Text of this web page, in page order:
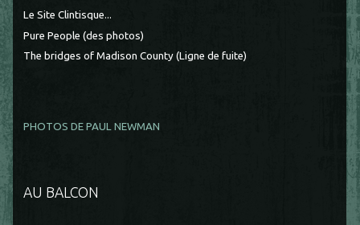
Le Site Clintisque...
Pure People (des photos)
The bridges of Madison County (Ligne de fuite)
PHOTOS DE PAUL NEWMAN
AU BALCON